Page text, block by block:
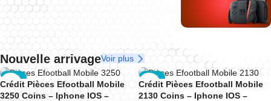
Playstation
immersion et
exclusivités
PlayStation.
Voir les détails
multijoueur
Xbox.
Fun, famille
et jeux
iconiques
Nouvelle arrivageVoir plus
-12%
GLOBAL 🌐
Crédit Pièces Efootball Mobile
3250 Coins – Iphone IOS –
-12%
Crédit Pièces Efootball Mobile
2130 Coins – Iphone IOS –